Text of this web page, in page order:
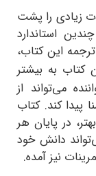
را پشت
کتاب،
بیشتر
از
کتاب
هر
خود
آمده.